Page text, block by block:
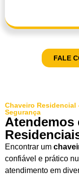
FALE
Chaveiro Residencial
Segurança
Atendemos
Encontrar um
confiável e prático
atendimento em